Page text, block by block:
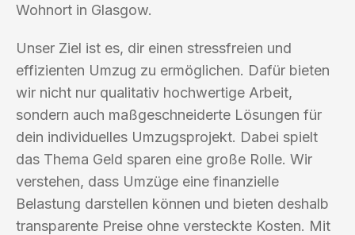
Wohnort in Glasgow.
Unser Ziel ist es, dir einen stressfreien und
effizienten Umzug zu ermöglichen. Dafür bieten
wir nicht nur qualitativ hochwertige Arbeit,
sondern auch maßgeschneiderte Lösungen für
dein individuelles Umzugsprojekt. Dabei spielt
das Thema Geld sparen eine große Rolle. Wir
verstehen, dass Umzüge eine finanzielle
Belastung darstellen können und bieten deshalb
transparente Preise ohne versteckte Kosten. Mit